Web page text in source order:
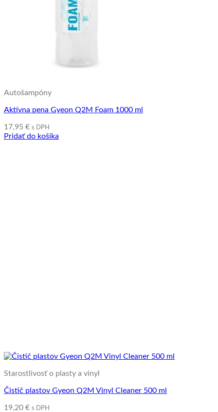
Autošampóny
Aktívna pena Gyeon Q2M Foam 1000 ml
17,95 € s DPH
Pridať do košíka
Starostlivosť o plasty a vinyl
Čistič plastov Gyeon Q2M Vinyl Cleaner 500 ml
19,20 € s DPH